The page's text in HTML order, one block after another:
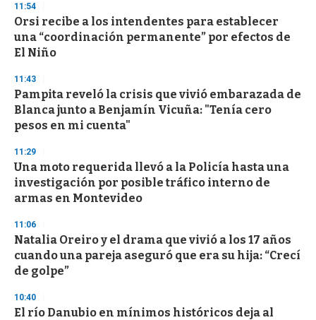
11:54
Orsi recibe a los intendentes para establecer
una “coordinación permanente” por efectos de
El Niño
11:43
Pampita reveló la crisis que vivió embarazada de
Blanca junto a Benjamín Vicuña: "Tenía cero
pesos en mi cuenta"
11:29
Una moto requerida llevó a la Policía hasta una
investigación por posible tráfico interno de
armas en Montevideo
11:06
Natalia Oreiro y el drama que vivió a los 17 años
cuando una pareja aseguró que era su hija: “Crecí
de golpe”
10:40
El río Danubio en mínimos históricos deja al